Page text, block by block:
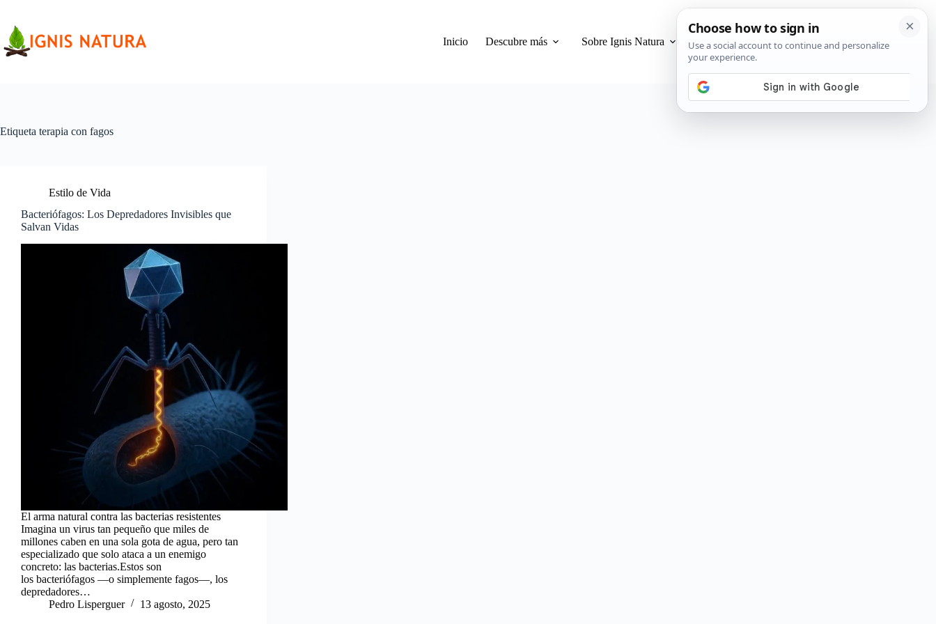
contenido
Inicio
Descubre más Sobre Ignis Natura Privacidad y Cookies
Etiqueta terapia con fagos
Estilo de Vida
Bacteriófagos: Los Depredadores Invisibles que
Salvan Vidas
El arma natural contra las bacterias resistentes
Imagina un virus tan pequeño que miles de
millones caben en una sola gota de agua, pero tan
especializado que solo ataca a un enemigo
concreto: las bacterias.Estos son
los bacteriófagos —o simplemente fagos—, los
depredadores…
Pedro Lisperguer
13 agosto, 2025